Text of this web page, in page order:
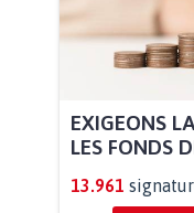
EXIGEONS
LES FONDS
13.961